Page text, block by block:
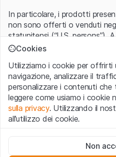
In particolare, i prodotti
non sono offerti o venduti
statunitensi (“U.S. persons”).
statunitensi” vanno intese nel
1933 che include le persone
d’America, le società per
americane.
Condizioni di utilizzo e
Con l’accesso al sito web (di
avvertenze importanti e le
Cookies
Utilizziamo i cookie per offrirti
navigazione, analizzare il
personalizzare i contenuti
leggere come usiamo i cookie
sulla privacy. Utilizzando il
all’utilizzo dei cookie.
Questi cookie sono necessari per
Non